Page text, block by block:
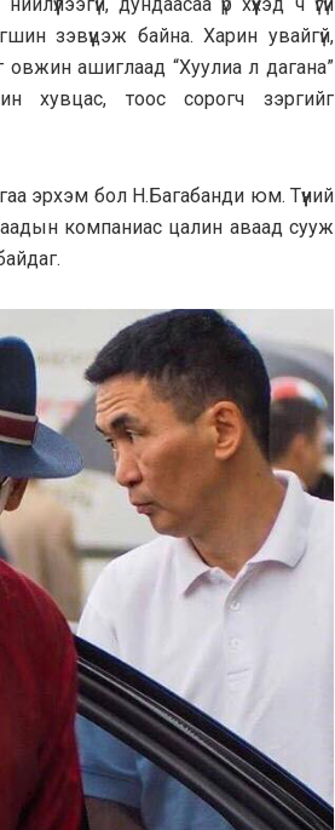
зэвүүцэж байна. Харин увайгүй,
овжин ашиглаад “Хуулиа л дагана”
хувцас, тоос сорогч зэргийг
эрхэм бол Н.Багабанди юм. Түүний
компаниас цалин аваад сууж